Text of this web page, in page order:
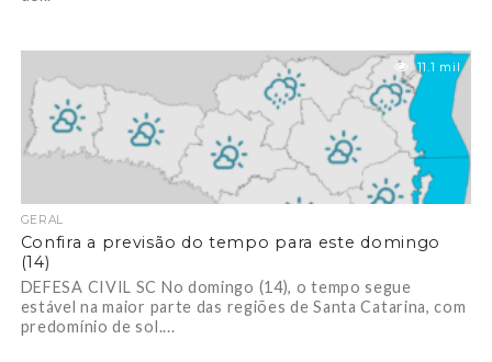
11.1 mil
GERAL
Confira a previsão do tempo para este domingo
(14)
DEFESA CIVIL SC No domingo (14), o tempo segue
estável na maior parte das regiões de Santa Catarina, com
predomínio de sol....